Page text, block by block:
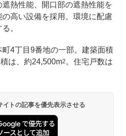
熱性能、開口部の遮熱性能を
高い設備を採用。環境に配慮
。
4丁目9番地の一部。建築面積
は、約24,500m2 。住宅戸数は
トの記事を優先表示させる